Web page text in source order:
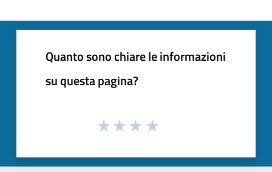
Quanto sono chiare le informazioni
su questa pagina?